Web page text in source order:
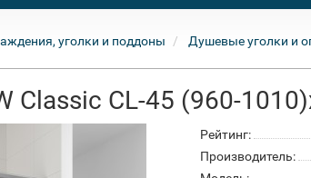
уголки и поддоны Душевые уголки и
Classic CL-45 (960-
Рейтинг:
Производитель: